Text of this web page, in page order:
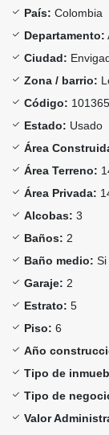
País: Colombia
Departamento:
Ciudad:
Zona / barrio:
Código:
Estado: Usado
Área
Área Terreno:
Área Privada:
Alcobas: 3
Baños: 2
Baño medio: Si
Garaje: 2
Estrato: 5
Piso: 6
Año
Tipo de
Tipo de
Valor